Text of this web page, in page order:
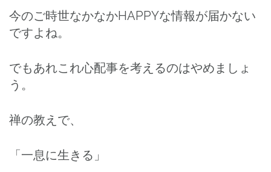
今のご時世なかなかHAPPYな情報が届かない
ですよね。
でもあれこれ心配事を考えるのはやめましょ
う。
禅の教えで、
「一息に生きる」